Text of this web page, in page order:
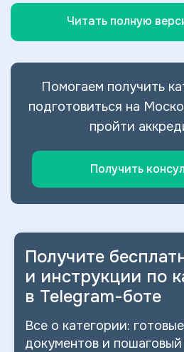
Читать полную
Помогаем получить
подготовиться на
пройти
Получить
Получите
и инструкции по
в Telegram-боте
Все о категории:
документов и